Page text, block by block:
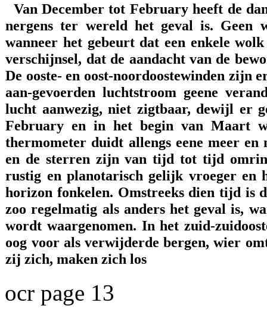
Van December tot February heeft de
nergens ter wereld het geval is. Geen
wanneer het gebeurt dat een enkele
verschijnsel, dat de aandacht van de
De ooste- en oost-noordoostewinden zijn
aan-gevoerden luchtstroom geene
lucht aanwezig, niet zigtbaar, dewijl er
February en in het begin van Maart
thermometer duidt allengs eene meer en
en de sterren zijn van tijd tot tijd
rustig en planotarisch gelijk vroeger en
horizon fonkelen. Omstreeks dien tijd is
zoo regelmatig als anders het geval is,
wordt waargenomen. In het zuid-
oog voor als verwijderde bergen, wier
zij zich, maken zich los
ocr page 13